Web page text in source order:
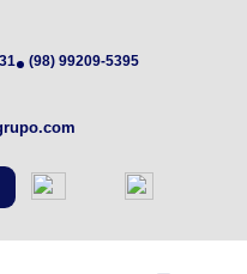
(98) 99209-5395